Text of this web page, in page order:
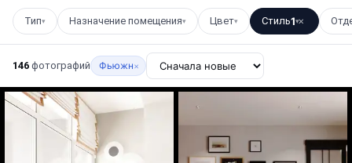
Тип▾ Назначение помещения▾ Цвет▾ Стиль1▾✕
146 фотографий Фьюжн×